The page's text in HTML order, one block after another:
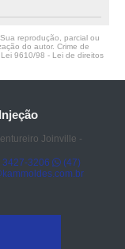
reprodução, parcial ou
do autor. Crime de
Lei 9610/98 - Lei de direitos
Joinville -
3427-3206
(47)